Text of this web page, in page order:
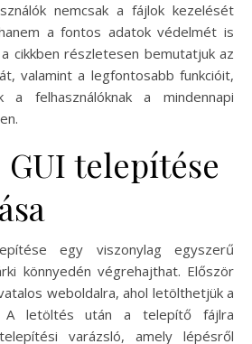
nemcsak a fájlok kezelését
a fontos adatok védelmét is
cikkben részletesen bemutatjuk az
valamint a legfontosabb funkcióit,
a felhasználóknak a mindennapi
GUI telepítése
egy viszonylag egyszerű
könnyedén végrehajthat. Először
weboldalra, ahol letölthetjük a
A letöltés után a telepítő fájlra
varázsló, amely lépésről